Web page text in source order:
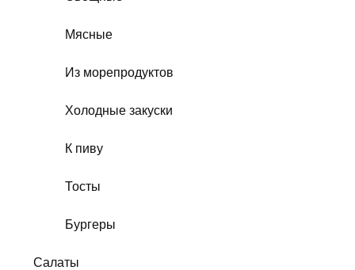
Мясные
Из морепродуктов
Холодные закуски
К пиву
Тосты
Бургеры
Салаты